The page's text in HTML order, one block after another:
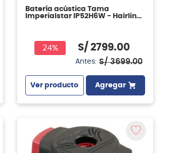
Batería acústica Tama
Imperialstar IP52H6W - Hairline
24% S/ 2799.00
Antes: S/ 3699.00
Ver producto Agregar